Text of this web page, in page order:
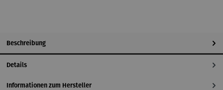
Beschreibung
Details
Informationen zum Hersteller